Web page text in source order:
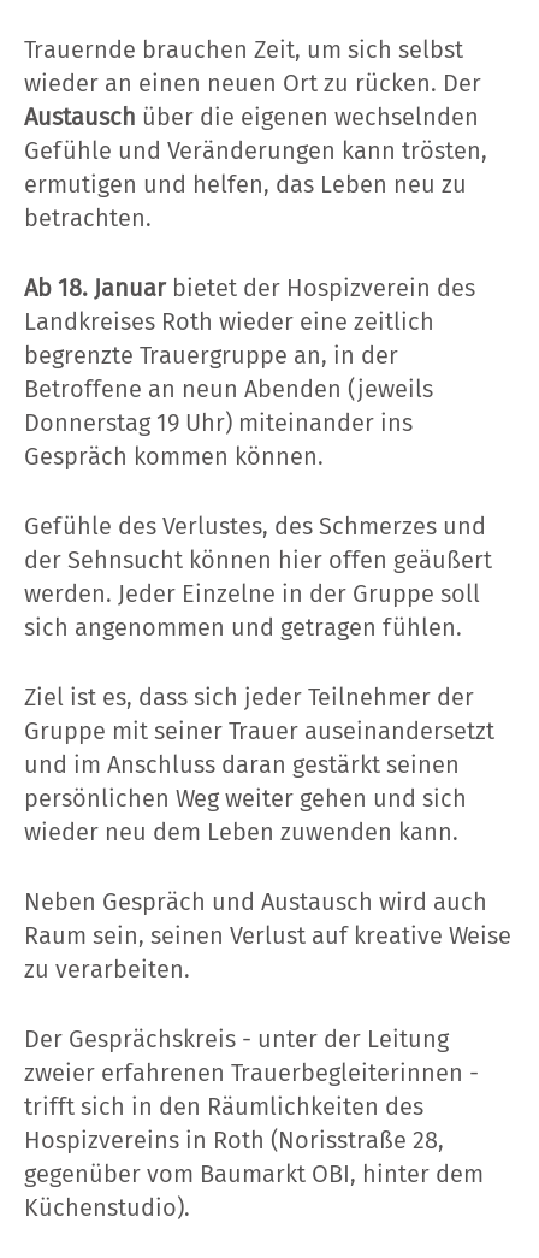
Trauernde brauchen Zeit, um sich selbst
wieder an einen neuen Ort zu rücken. Der
Austausch über die eigenen wechselnden
Gefühle und Veränderungen kann trösten,
ermutigen und helfen, das Leben neu zu
betrachten.
Ab 18. Januarbietet der Hospizverein des
Landkreises Roth wieder eine zeitlich
begrenzte Trauergruppe an, in der
Betroffene an neun Abenden (jeweils
Donnerstag 19 Uhr) miteinander ins
Gespräch kommen können.
Gefühle des Verlustes, des Schmerzes und
der Sehnsucht können hier offen geäußert
werden. Jeder Einzelne in der Gruppe soll
sich angenommen und getragen fühlen.
Ziel ist es, dass sich jeder Teilnehmer der
Gruppe mit seiner Trauer auseinandersetzt
und im Anschluss daran gestärkt seinen
persönlichen Weg weiter gehen und sich
wieder neu dem Leben zuwenden kann.
Neben Gespräch und Austausch wird auch
Raum sein, seinen Verlust auf kreative Weise
zu verarbeiten.
Der Gesprächskreis - unter der Leitung
zweier erfahrenen Trauerbegleiterinnen -
trifft sich in den Räumlichkeiten des
Hospizvereins in Roth (Norisstraße 28,
gegenüber vom Baumarkt OBI, hinter dem
Küchenstudio).